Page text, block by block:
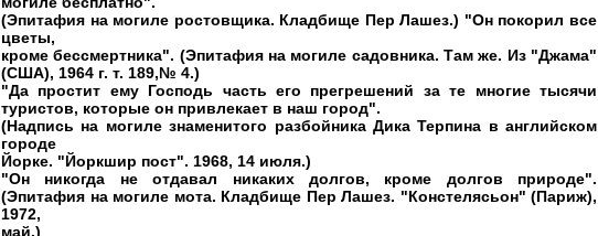
(Эпитафия на могиле ростовщика. Кладбище Пер Лашез.) "Он покорил все
цветы,
кроме бессмертника". (Эпитафия на могиле садовника. Там же. Из "Джама"
(США), 1964 г. т. 189,№ 4.)
"Да простит ему Господь часть его прегрешений за те многие тысячи
туристов, которые он привлекает в наш город".
(Надпись на могиле знаменитого разбойника Дика Терпина в английском
городе
Йорке. "Йоркшир пост". 1968, 14 июля.)
"Он никогда не отдавал никаких долгов, кроме долгов природе".
(Эпитафия на могиле мота. Кладбище Пер Лашез. "Констелясьон" (Париж),
1972,
май.)